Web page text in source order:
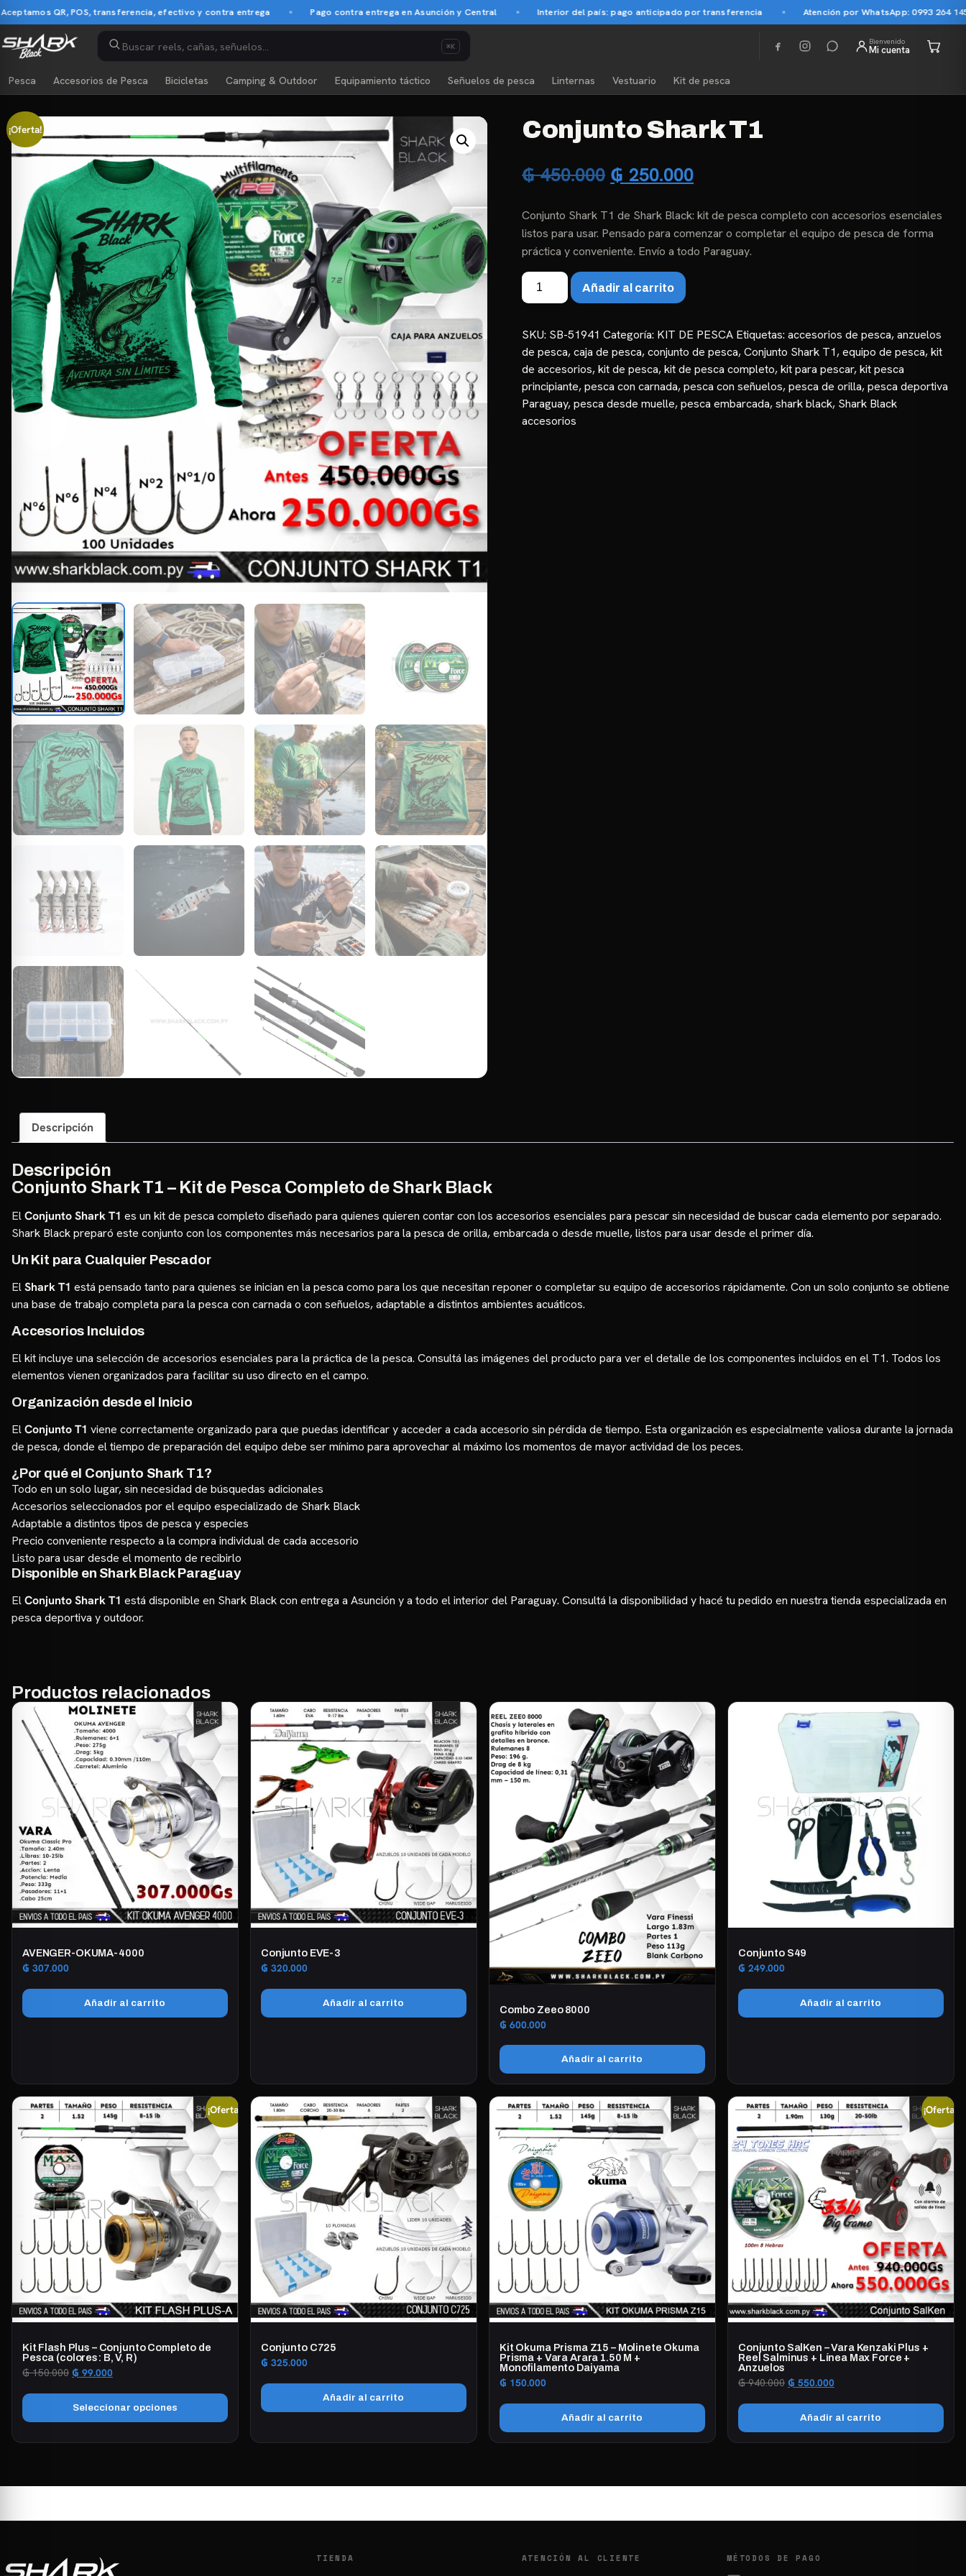
QR, POS, transferencia, efectivo y contra entrega Pago contra entrega en Asunción y Central Interior del país: pago anticipado por transferencia Atención por WhatsApp: 0993 264 145
⌘K Bienvenido
Mi cuenta
Pesca Accesorios de Pesca Bicicletas Camping & Outdoor Equipamiento táctico Señuelos de pesca Linternas Vestuario Kit de pesca
¡Oferta! Conjunto Shark T1
₲450.000 El
original
era:
₲ 450.000.
₲ 250.000El
actual
es:
Conjunto Shark T1 de Shark Black: kit de pesca completo con accesorios esenciales
listos para usar. Pensado para comenzar o completar el equipo de pesca de forma
práctica y conveniente. Envío a todo Paraguay.
Conjunto
Shark
cantidad
Añadir al carrito
SKU: SB-51941 Categoría: KIT DE PESCA Etiquetas:accesorios de pesca,anzuelos
de pesca,caja de pesca,conjunto de pesca,Conjunto Shark T1,equipo de pesca,kit
de accesorios,kit de pesca,kit de pesca completo,kit para pescar,kit pesca
principiante,pesca con carnada,pesca con señuelos,pesca de orilla,pesca deportiva
Paraguay,pesca desde muelle,pesca embarcada,shark black, Shark Black
accesorios
Descripción
Descripción
Conjunto Shark T1 – Kit de Pesca Completo de Shark Black
ElConjunto Shark T1 es un kit de pesca completo diseñado para quienes quieren contar con los accesorios esenciales para pescar sin necesidad de buscar cada elemento por separado.
Shark Black preparó este conjunto con los componentes más necesarios para la pesca de orilla, embarcada o desde muelle, listos para usar desde el primer día.
Un Kit para Cualquier Pescador
ElShark T1 está pensado tanto para quienes se inician en la pesca como para los que necesitan reponer o completar su equipo de accesorios rápidamente. Con un solo conjunto se obtiene
una base de trabajo completa para la pesca con carnada o con señuelos, adaptable a distintos ambientes acuáticos.
Accesorios Incluidos
El kit incluye una selección de accesorios esenciales para la práctica de la pesca. Consultá las imágenes del producto para ver el detalle de los componentes incluidos en el T1. Todos los
elementos vienen organizados para facilitar su uso directo en el campo.
Organización desde el Inicio
ElConjunto T1 viene correctamente organizado para que puedas identificar y acceder a cada accesorio sin pérdida de tiempo. Esta organización es especialmente valiosa durante la jornada
de pesca, donde el tiempo de preparación del equipo debe ser mínimo para aprovechar al máximo los momentos de mayor actividad de los peces.
¿Por qué el Conjunto Shark T1?
Todo en un solo lugar, sin necesidad de búsquedas adicionales
Accesorios seleccionados por el equipo especializado de Shark Black
Adaptable a distintos tipos de pesca y especies
Precio conveniente respecto a la compra individual de cada accesorio
Listo para usar desde el momento de recibirlo
Disponible en Shark Black Paraguay
ElConjunto Shark T1 está disponible en Shark Black con entrega a Asunción y a todo el interior del Paraguay. Consultá la disponibilidad y hacé tu pedido en nuestra tienda especializada en
pesca deportiva y outdoor.
Productos relacionados
AVENGER-OKUMA-4000
₲ 307.000
Añadir al carrito
Conjunto EVE-3
₲ 320.000
Añadir al carrito
Combo Zeeo 8000
₲ 600.000
Añadir al carrito
Conjunto S49
₲ 249.000
Añadir al carrito
¡Oferta!
Kit Flash Plus – Conjunto Completo de
Pesca (colores: B, V, R)
₲150.000 El
₲ 99.000El
Seleccionar opciones
Este
se
Conjunto C725
₲ 325.000
Añadir al carrito
Kit Okuma Prisma Z15 – Molinete Okuma
Prisma + Vara Arara 1.50 M +
Monofilamento Daiyama
₲ 150.000
Añadir al carrito
¡Oferta!
Conjunto SalKen – Vara Kenzaki Plus +
Reel Salminus + Línea Max Force +
Anzuelos
₲940.000 El
₲ 550.000El
Añadir al carrito
TIENDA ATENCIÓN AL CLIENTE MÉTODOS DE PAGO